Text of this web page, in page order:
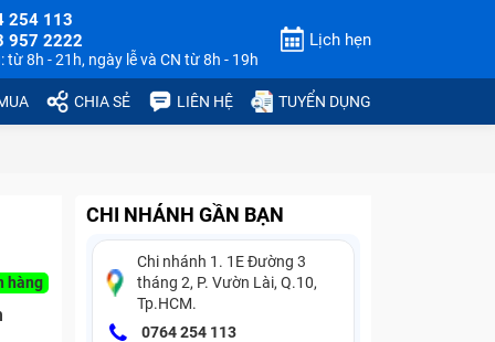
254 113
957 2222
từ 8h - 21h, ngày lễ và CN từ 8h - 19h
Lịch hẹn
CHIA SẺ LIÊN HỆ TUYỂN DỤNG
hàng
CHI NHÁNH GẦN BẠN
Chi nhánh 1. 1E Đường 3
tháng 2, P. Vườn Lài, Q.10,
Tp.HCM.
0764 254 113